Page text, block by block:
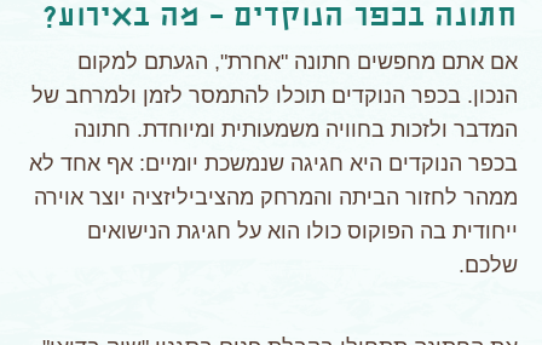
חתונה בכפר הנוקדים – מה באירוע?
אם אתם מחפשים חתונה "אחרת", הגעתם למקום
הנכון. בכפר הנוקדים תוכלו להתמסר לזמן ולמרחב של
המדבר ולזכות בחוויה משמעותית ומיוחדת. חתונה
בכפר הנוקדים היא חגיגה שנמשכת יומיים: אף אחד לא
ממהר לחזור הביתה והמרחק מהציביליזציה יוצר אוירה
ייחודית בה הפוקוס כולו הוא על חגיגת הנישואים
שלכם.